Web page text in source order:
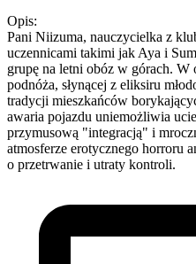
Opis:
Pani Niizuma, nauczycielka z
uczennicami takimi jak Aya i
grupę na letni obóz w górach. W
podnóża, słynącej z eliksiru
tradycji mieszkańców
awaria pojazdu uniemożliwia
przymusową "integracją" i
atmosferze erotycznego horroru
o przetrwanie i utraty kontroli.